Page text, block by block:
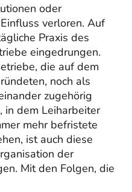
oder
verloren. Auf
Praxis des
eingedrungen.
die auf dem
noch als
zugehörig
in dem Leiharbeiter
mehr befristete
ist auch diese
der
Mit den Folgen, die